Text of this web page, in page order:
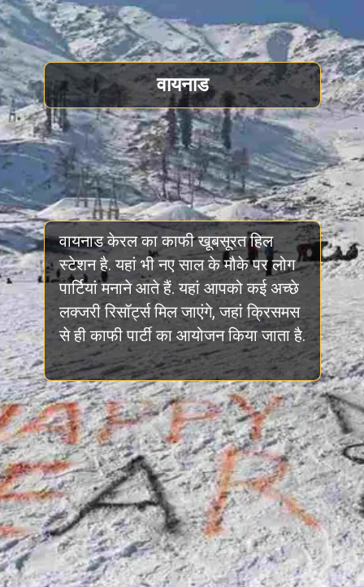
वायनाड
वायनाड केरल का काफी खूबसूरत हिल
स्टेशन है. यहां भी नए साल के मौके पर लोग
पार्टियां मनाने आते हैं. यहां आपको कई अच्छे
लक्जरी रिसॉर्ट्स मिल जाएंगे, जहां क्रिसमस
से ही काफी पार्टी का आयोजन किया जाता है.